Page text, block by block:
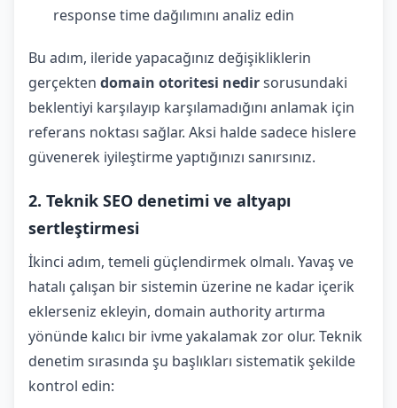
response time dağılımını analiz edin
Bu adım, ileride yapacağınız değişikliklerin
gerçekten domain otoritesi nedirsorusundaki
beklentiyi karşılayıp karşılamadığını anlamak için
referans noktası sağlar. Aksi halde sadece hislere
güvenerek iyileştirme yaptığınızı sanırsınız.
2. Teknik SEO denetimi ve altyapı
sertleştirmesi
İkinci adım, temeli güçlendirmek olmalı. Yavaş ve
hatalı çalışan bir sistemin üzerine ne kadar içerik
eklerseniz ekleyin, domain authority artırma
yönünde kalıcı bir ivme yakalamak zor olur. Teknik
denetim sırasında şu başlıkları sistematik şekilde
kontrol edin: